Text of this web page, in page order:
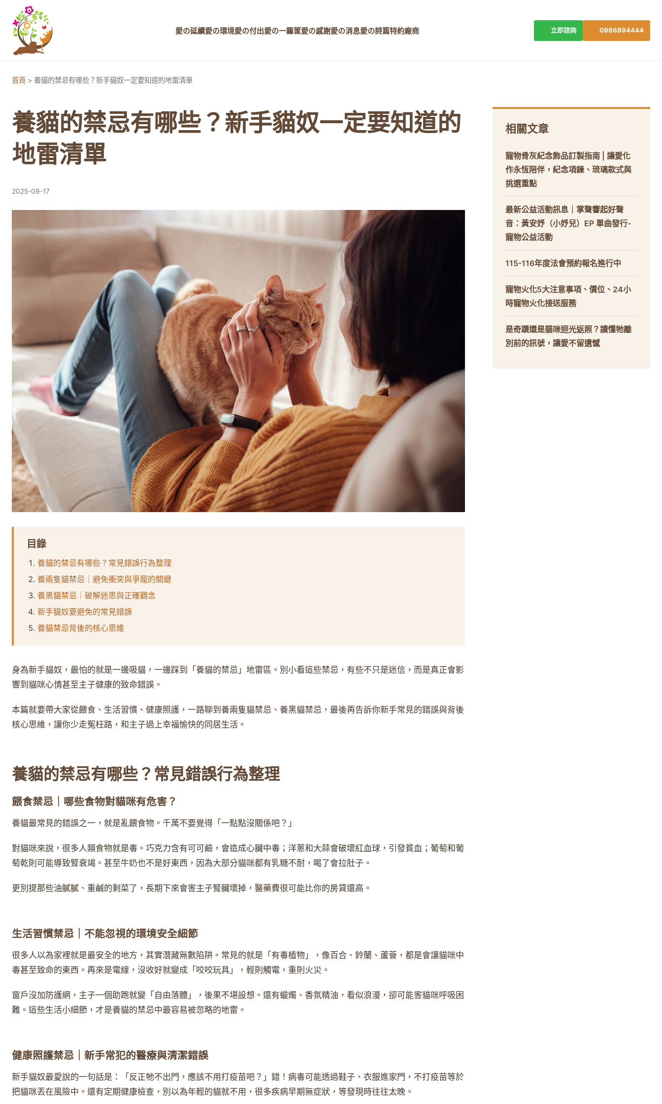
愛の延續愛の環境愛の付出愛の一籮筐愛の感謝愛の消息愛の詩篇特約廠商 立即諮詢 0986894444
首頁 > 養貓的禁忌有哪些？新手貓奴一定要知道的地雷清單
養貓的禁忌有哪些？新手貓奴一定要知道的
地雷清單
2025-09-17
目錄
養貓的禁忌有哪些？常見錯誤行為整理
養兩隻貓禁忌｜避免衝突與爭寵的關鍵
養黑貓禁忌｜破解迷思與正確觀念
新手貓奴要避免的常見錯誤
養貓禁忌背後的核心思維
身為新手貓奴，最怕的就是一邊吸貓，一邊踩到「養貓的禁忌」地雷區。別小看這些禁忌，有些不只是迷信，而是真正會影
響到貓咪心情甚至主子健康的致命錯誤。
本篇就要帶大家從餵食、生活習慣、健康照護，一路聊到養兩隻貓禁忌、養黑貓禁忌，最後再告訴你新手常見的錯誤與背後
核心思維，讓你少走冤枉路，和主子過上幸福愉快的同居生活。
養貓的禁忌有哪些？常見錯誤行為整理
餵食禁忌｜哪些食物對貓咪有危害？
養貓最常見的錯誤之一，就是亂餵食物。千萬不要覺得「一點點沒關係吧？」
對貓咪來說，很多人類食物就是毒。巧克力含有可可鹼，會造成心臟中毒；洋蔥和大蒜會破壞紅血球，引發貧血；葡萄和葡
萄乾則可能導致腎衰竭。甚至牛奶也不是好東西，因為大部分貓咪都有乳糖不耐，喝了會拉肚子。
更別提那些油膩膩、重鹹的剩菜了，長期下來會害主子腎臟壞掉，醫藥費很可能比你的房貸還高。
生活習慣禁忌｜不能忽視的環境安全細節
很多人以為家裡就是最安全的地方，其實潛藏無數陷阱。常見的就是「有毒植物」，像百合、鈴蘭、蘆薈，都是會讓貓咪中
毒甚至致命的東西。再來是電線，沒收好就變成「咬咬玩具」，輕則觸電，重則火災。
窗戶沒加防護網，主子一個助跑就變「自由落體」，後果不堪設想。還有蠟燭、香氛精油，看似浪漫，卻可能害貓咪呼吸困
難。這些生活小細節，才是養貓的禁忌中最容易被忽略的地雷。
健康照護禁忌｜新手常犯的醫療與清潔錯誤
新手貓奴最愛說的一句話是：「反正牠不出門，應該不用打疫苗吧？」錯！病毒可能透過鞋子、衣服進家門，不打疫苗等於
把貓咪丟在風險中。還有定期健康檢查，別以為年輕的貓就不用，很多疾病早期無症狀，等發現時往往太晚。
相關文章
寵物骨灰紀念飾品訂製指南 | 讓愛化
作永恆陪伴，紀念項鍊、琉璃款式與
挑選重點
最新公益活動訊息｜掌聲響起好聲
音：黃安妤（小妤兒）EP 單曲發行-
寵物公益活動
115-116年度法會預約報名進行中
寵物火化5大注意事項、價位、24小
時寵物火化接送服務
是奇蹟還是貓咪迴光返照？讀懂牠離
別前的訊號，讓愛不留遺憾